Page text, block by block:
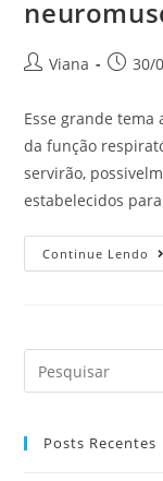
Viana 30/
Esse grande tema
da função
servirão,
estabelecidos
Continue Lendo
Posts Recentes